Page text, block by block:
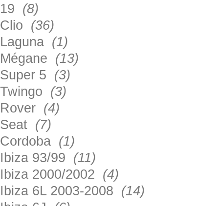
19 (8)
Clio (36)
Laguna (1)
Mégane (13)
Super 5 (3)
Twingo (3)
Rover (4)
Seat (7)
Cordoba (1)
Ibiza 93/99 (11)
Ibiza 2000/2002 (4)
Ibiza 6L 2003-2008 (14)